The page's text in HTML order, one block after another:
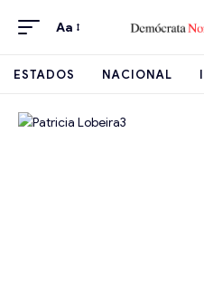
Aa
ESTADOS NACIONAL